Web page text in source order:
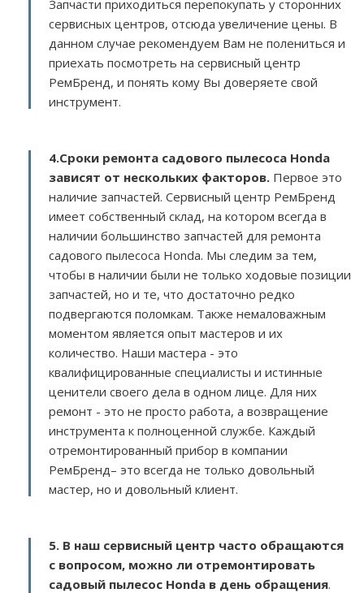
Запчасти приходиться перепокупать у сторонних
сервисных центров, отсюда увеличение цены. В
данном случае рекомендуем Вам не полениться и
приехать посмотреть на сервисный центр
РемБренд, и понять кому Вы доверяете свой
инструмент.
4.Сроки ремонта садового пылесоса Honda
зависят от нескольких факторов. Первое это
наличие запчастей. Сервисный центр РемБренд
имеет собственный склад, на котором всегда в
наличии большинство запчастей для ремонта
садового пылесоса Honda. Мы следим за тем,
чтобы в наличии были не только ходовые позиции
запчастей, но и те, что достаточно редко
подвергаются поломкам. Также немаловажным
моментом является опыт мастеров и их
количество. Наши мастера - это
квалифицированные специалисты и истинные
ценители своего дела в одном лице. Для них
ремонт - это не просто работа, а возвращение
инструмента к полноценной службе. Каждый
отремонтированный прибор в компании
РемБренд– это всегда не только довольный
мастер, но и довольный клиент.
5. В наш сервисный центр часто обращаются
с вопросом, можно ли отремонтировать
садовый пылесос Honda в день обращения.